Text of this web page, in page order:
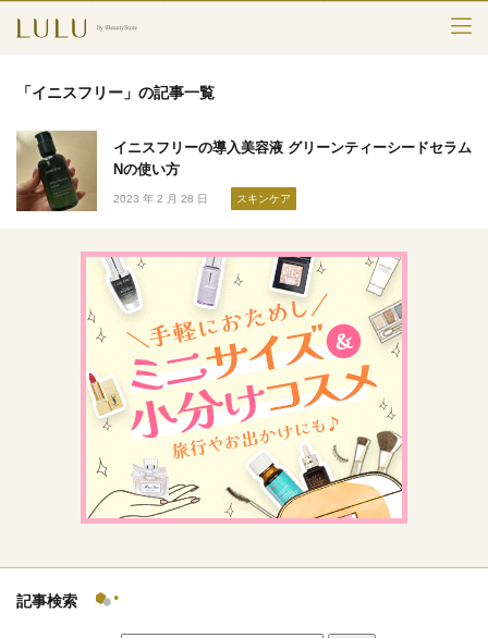
スキンケア
メークアップ
エイジングケア
フレグランス
ボディ＆ヘア
ライフスタイル
検索
「イニスフリー」の記事一覧
イニスフリーの導入美容液 グリーンティーシードセラム
Nの使い方
2023 年 2 月 28 日 スキンケア
記事検索